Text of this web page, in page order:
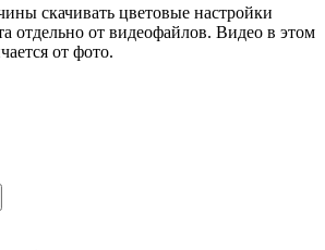
скачивать цветовые настройки
отдельно от видеофайлов. Видео в этом
от фото.